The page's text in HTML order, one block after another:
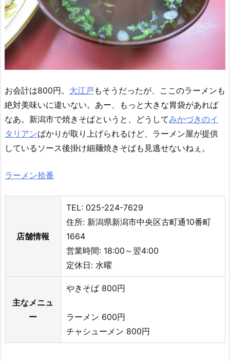
お会計は800円。 大江戸 もそうだったが、ここのラーメンも
絶対美味いに違いない。あー、もっと大きな胃袋があれば
なあ。新潟市で焼きそばというと、どうしてみかづきのイ
タリアンばかりが取り上げられるけど、ラーメン屋が提供
しているソース後掛け細麺焼きそばも見逃せないねぇ。
ラーメン拾番
店舗情報
TEL: 025-224-7629
住所: 新潟県新潟市中央区古町通10番町
1664
営業時間: 18:00～翌4:00
定休日: 水曜
主なメニュ
ー
やきそば 800円
ラーメン 600円
チャシューメン 800円